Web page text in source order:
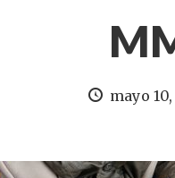
mayo 10,